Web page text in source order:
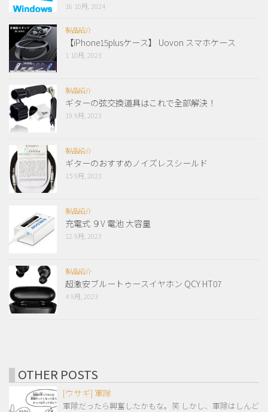
16 10月, 2024
製品紹介
【iPhone15plusケース】 Uovon スマホケース
1 10月, 2023
製品紹介
ギターの弦交換道具はこれで全部解決！
19 9月, 2023
製品紹介
ギターのおすすめノイズレスシールド
15 9月, 2023
製品紹介
充電式 ９V 電池 大容量
12 9月, 2023
製品紹介
超激安ブルートゥースイヤホン QCY HT07
4 9月, 2023
OTHER POSTS
[ウサギ] 軍隊
軍隊だったら興奮したかもな。笑 しかし、軍隊はしんど